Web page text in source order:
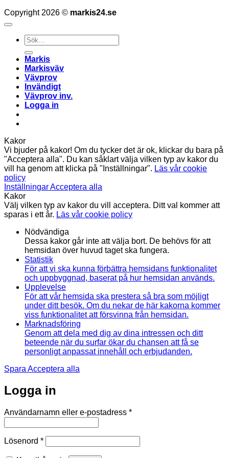
Copyright 2026 © markis24.se
Sök
efter:
Markis
Markisväv
Vävprov
Invändigt
Vävprov inv.
Logga in
Kakor
Vi bjuder på kakor! Om du tycker det är ok, klickar du bara på
"Acceptera alla". Du kan såklart välja vilken typ av kakor du
vill ha genom att klicka på "Inställningar". Läs vår cookie
policy
InställningarAcceptera alla
Kakor
Välj vilken typ av kakor du vill acceptera. Ditt val kommer att
sparas i ett år. Läs vår cookie policy
Nödvändiga
Dessa kakor går inte att välja bort. De behövs för att
hemsidan över huvud taget ska fungera.
Statistik
För att vi ska kunna förbättra hemsidans funktionalitet
och uppbyggnad, baserat på hur hemsidan används.
Upplevelse
För att vår hemsida ska prestera så bra som möjligt
under ditt besök. Om du nekar de här kakorna kommer
viss funktionalitet att försvinna från hemsidan.
Marknadsföring
Genom att dela med dig av dina intressen och ditt
beteende när du surfar ökar du chansen att få se
personligt anpassat innehåll och erbjudanden.
Spara Acceptera alla
Logga in
Användarnamn eller e-postadress *Obligatoriskt
Lösenord *Obligatoriskt